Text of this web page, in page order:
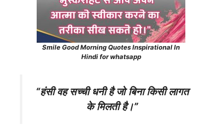
Smile Good Morning Quotes Inspirational In
Hindi for whatsapp
“हंसी वह सच्ची धनी है जो बिना किसी लागत
के मिलती है।”